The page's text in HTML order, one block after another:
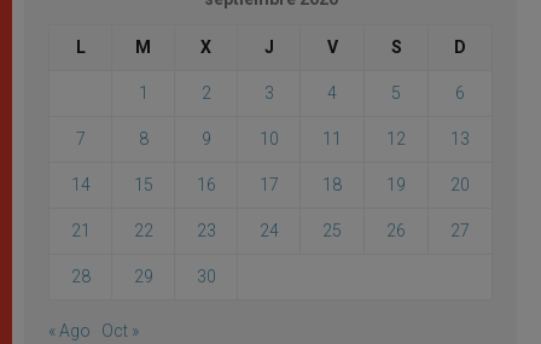
L M X J V S D
1 2 3 4 5 6
7 8 9 10 11 12 13
14 15 16 17 18 19 20
21 22 23 24 25 26 27
28 29 30
« Ago Oct »